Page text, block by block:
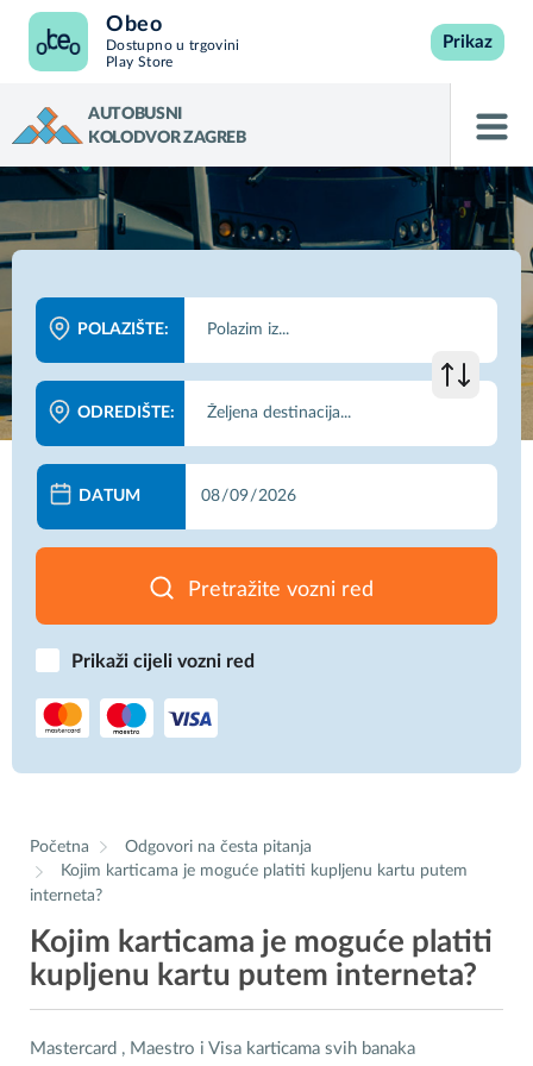
Obeo
Dostupno u trgovini
Play Store
Prikaz
AUTOBUSNI
KOLODVOR ZAGREB
POLAZIŠTE:
ODREDIŠTE:
DATUM
Pretražite vozni red
Prikaži cijeli vozni red
Početna
Odgovori na česta pitanja
Kojim karticama je moguće platiti kupljenu kartu putem
interneta?
Kojim karticama je moguće platiti
kupljenu kartu putem interneta?
Mastercard , Maestro i Visa karticama svih banaka